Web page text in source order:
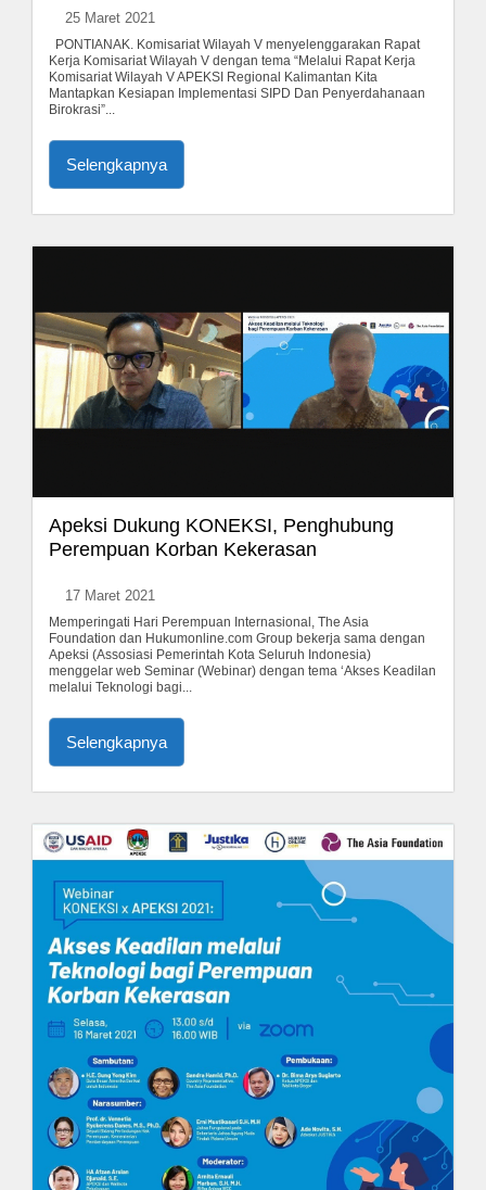
25 Maret 2021
PONTIANAK. Komisariat Wilayah V menyelenggarakan Rapat
Kerja Komisariat Wilayah V dengan tema “Melalui Rapat Kerja
Komisariat Wilayah V APEKSI Regional Kalimantan Kita
Mantapkan Kesiapan Implementasi SIPD Dan Penyerdahanaan
Birokrasi”...
Selengkapnya
Apeksi Dukung KONEKSI, Penghubung
Perempuan Korban Kekerasan
17 Maret 2021
Memperingati Hari Perempuan Internasional, The Asia
Foundation dan Hukumonline.com Group bekerja sama dengan
Apeksi (Assosiasi Pemerintah Kota Seluruh Indonesia)
menggelar web Seminar (Webinar) dengan tema ‘Akses Keadilan
melalui Teknologi bagi...
Selengkapnya